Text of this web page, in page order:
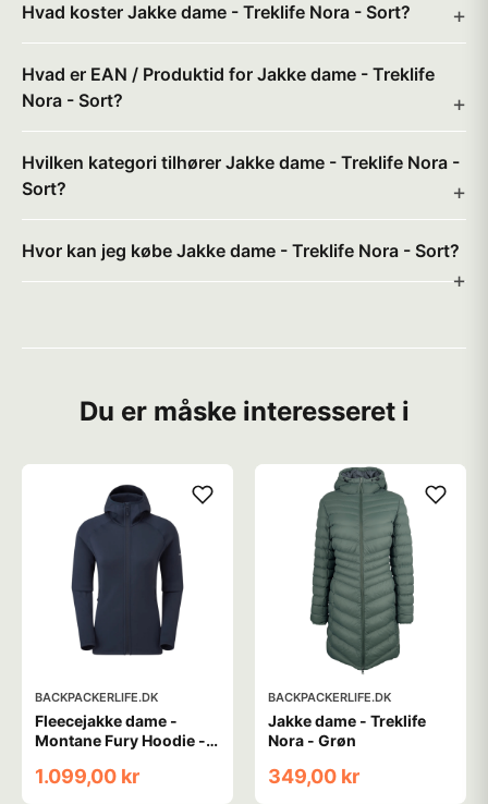
Hvad koster Jakke dame - Treklife Nora - Sort?
Hvad er EAN / Produktid for Jakke dame - Treklife
Nora - Sort?
Hvilken kategori tilhører Jakke dame - Treklife Nora -
Sort?
Hvor kan jeg købe Jakke dame - Treklife Nora - Sort?
Du er måske interesseret i
BACKPACKERLIFE.DK
Fleecejakke dame -
Montane Fury Hoodie -
1.099,00 kr
BACKPACKERLIFE.DK
Jakke dame - Treklife
Nora - Grøn
349,00 kr